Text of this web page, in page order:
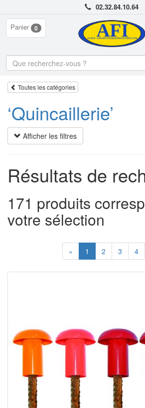
02.32.84.10.64
Panier 0
Toutes les catégories
‘Quincaillerie’
Afficher les filtres
Résultats de
171 produits
votre sélection
« 1 2 3 4